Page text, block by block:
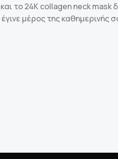
το 24K collagen neck mask
μέρος της καθημερινής